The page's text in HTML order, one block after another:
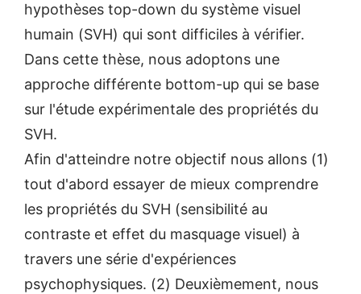
hypothèses top-down du système visuel
humain (SVH) qui sont difficiles à vérifier.
Dans cette thèse, nous adoptons une
approche différente bottom-up qui se base
sur l'étude expérimentale des propriétés du
SVH.
Afin d'atteindre notre objectif nous allons (1)
tout d'abord essayer de mieux comprendre
les propriétés du SVH (sensibilité au
contraste et effet du masquage visuel) à
travers une série d'expériences
psychophysiques. (2) Deuxièmement, nous